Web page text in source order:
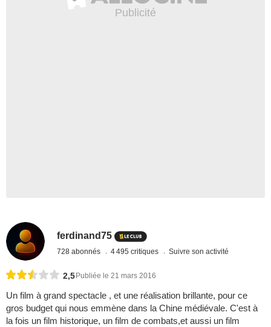
ferdinand75
728 abonnés 4 495 critiques Suivre son activité
2,5 Publiée le 21 mars 2016
Un film à grand spectacle , et une réalisation brillante, pour ce
gros budget qui nous emmène dans la Chine médiévale. C'est à
la fois un film historique, un film de combats,et aussi un film